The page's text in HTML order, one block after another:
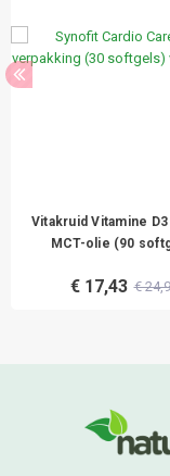
Vitakruid Vitamine
MCT-olie (90
€ 17,43 €